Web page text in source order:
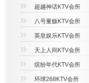
超越神话KTV会所
八号量贩KTV会所
英皇娱乐KTV会所
天上人间KTV会所
缤纷年代KTV会所
环球268KTV会所